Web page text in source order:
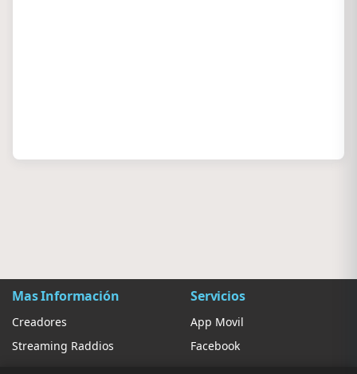
Mas Información
Creadores
Streaming Raddios
Servicios
App Movil
Facebook